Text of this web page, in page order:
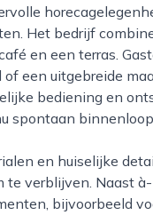
Het bedrijf
en een terras.
een uitgebreide
bediening en
spontaan
te verblijven. Naast
bijvoorbeeld